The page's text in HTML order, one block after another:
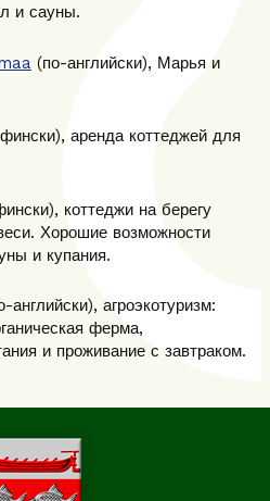
и сауны.
(по-английски), Марья и
аренда коттеджей для
коттеджи на берегу
Хорошие возможности
и купания.
английски), агроэкотуризм:
ферма,
и проживание с завтраком.